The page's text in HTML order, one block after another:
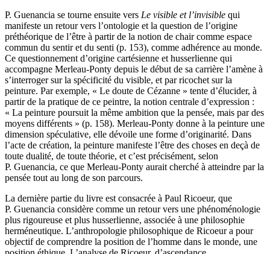
P. Guenancia se tourne ensuite vers Le visible et l’invisible qui
manifeste un retour vers l’ontologie et la question de l’origine
préthéorique de l’être à partir de la notion de chair comme espace
commun du sentir et du senti (p. 153), comme adhérence au monde.
Ce questionnement d’origine cartésienne et husserlienne qui
accompagne Merleau-Ponty depuis le début de sa carrière l’amène à
s’interroger sur la spécificité du visible, et par ricochet sur la
peinture. Par exemple, « Le doute de Cézanne » tente d’élucider, à
partir de la pratique de ce peintre, la notion centrale d’expression :
« La peinture poursuit la même ambition que la pensée, mais par des
moyens différents » (p. 158). Merleau-Ponty donne à la peinture une
dimension spéculative, elle dévoile une forme d’originarité. Dans
l’acte de création, la peinture manifeste l’être des choses en deçà de
toute dualité, de toute théorie, et c’est précisément, selon
P. Guenancia, ce que Merleau-Ponty aurait cherché à atteindre par la
pensée tout au long de son parcours.
La dernière partie du livre est consacrée à Paul Ricoeur, que
P. Guenancia considère comme un retour vers une phénoménologie
plus rigoureuse et plus husserlienne, associée à une philosophie
herméneutique. L’anthropologie philosophique de Ricoeur a pour
objectif de comprendre la position de l’homme dans le monde, une